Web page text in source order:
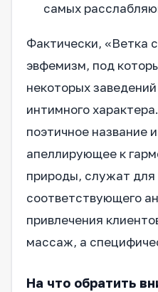
самых
Фактически, «Ветка
эвфемизм, под
некоторых
интимного
поэтичное название
апеллирующее к
природы, служат для
соответствующего
привлечения
массаж, а
На что обратить